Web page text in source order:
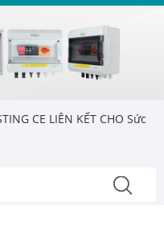
CE LIÊN KẾT CHO Sức